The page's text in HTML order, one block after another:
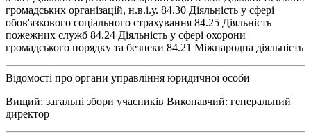
Відомості про органи управління юридичної особи
Вищий: загальні збори учасників Виконавчий: генеральний
директор